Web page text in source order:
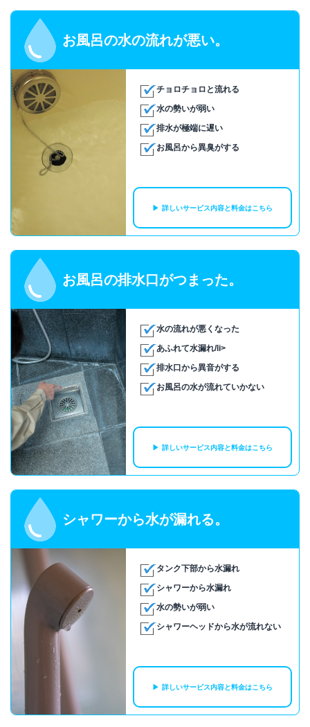
お風呂の水の流れが悪い。
チョロチョロと流れる
水の勢いが弱い
排水が極端に遅い
お風呂から異臭がする
詳しいサービス内容と料金はこちら
お風呂の排水口がつまった。
水の流れが悪くなった
あふれて水漏れ/li>
排水口から異音がする
お風呂の水が流れていかない
詳しいサービス内容と料金はこちら
シャワーから水が漏れる。
タンク下部から水漏れ
シャワーから水漏れ
水の勢いが弱い
シャワーヘッドから水が流れない
詳しいサービス内容と料金はこちら